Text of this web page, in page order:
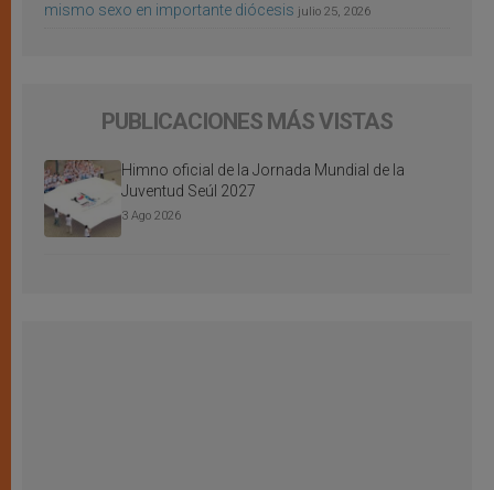
mismo sexo en importante diócesis julio 25, 2026
PUBLICACIONES MÁS VISTAS
Himno oficial de la Jornada Mundial de la
Juventud Seúl 2027
3 Ago 2026